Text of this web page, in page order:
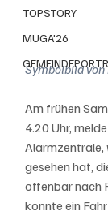
TOPSTORY
MUGA'26
Symbolbild
Am frühen
4.20 Uhr,
Alarmzentrale,
gesehen hat,
offenbar nach
konnte ein